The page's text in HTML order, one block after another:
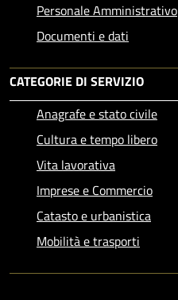
Personale Amministrativo
Documenti e dati
CATEGORIE DI SERVIZIO
Anagrafe e stato civile
Cultura e tempo libero
Vita lavorativa
Imprese e Commercio
Catasto e urbanistica
Mobilità e trasporti